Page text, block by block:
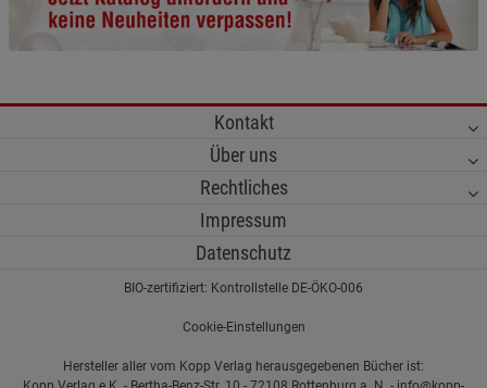
Kontakt
Über uns
Rechtliches
Impressum
Datenschutz
BIO-zertifiziert: Kontrollstelle DE-ÖKO-006
Cookie-Einstellungen
Hersteller aller vom Kopp Verlag herausgegebenen Bücher ist:
Beschreibung Funktionale Cookies
anzeigen
Statistik Cookies (2) Statistik Cookies
Beschreibung Statistik Cookies
Cookie-Informationen
Marketing Cookies (3)
Datenschutzerklärung Impressum